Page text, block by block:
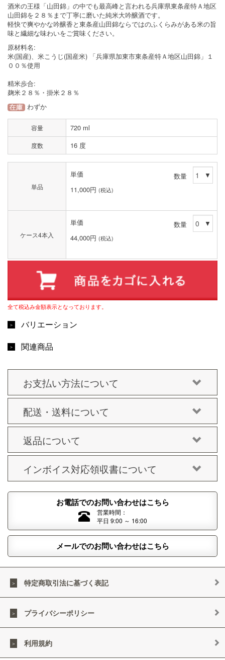
酒米の王様「山田錦」の中でも最高峰と言われる兵庫県東条産特Ａ地区
山田錦を２８％まで丁寧に磨いた純米大吟醸酒です。
軽快で爽やかな吟醸香と東条産山田錦ならではのふくらみがある米の旨
味と繊細な味わいをご賞味ください。
原材料名:
米(国産)、米こうじ(国産米) 「兵庫県加東市東条産特Ａ地区山田錦」１
００％使用
精米歩合:
麹米２８％・掛米２８％
わずか
容量 720 ml
度数 16 度
単品
単価
11,000円 (税込)
数量
ケース4本入
単価
44,000円 (税込)
数量
全て税込み金額表示となっております。
バリエーション
関連商品
お支払い方法について
配送・送料について
返品について
インボイス対応領収書について
お電話でのお問い合わせはこちら
営業時間：
平日 9:00 ～ 16:00
メールでのお問い合わせはこちら
特定商取引法に基づく表記
プライバシーポリシー
利用規約